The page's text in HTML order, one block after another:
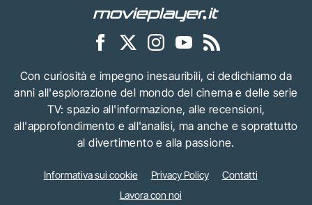
Con curiosità e impegno inesauribili, ci dedichiamo da
anni all'esplorazione del mondo del cinema e delle serie
TV: spazio all'informazione, alle recensioni,
all'approfondimento e all'analisi, ma anche e soprattutto
al divertimento e alla passione.
Informativa sui cookie Privacy Policy
Contatti
Lavora con noi